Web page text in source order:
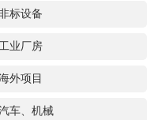
标设备
工业厂房
外项目
车、机械